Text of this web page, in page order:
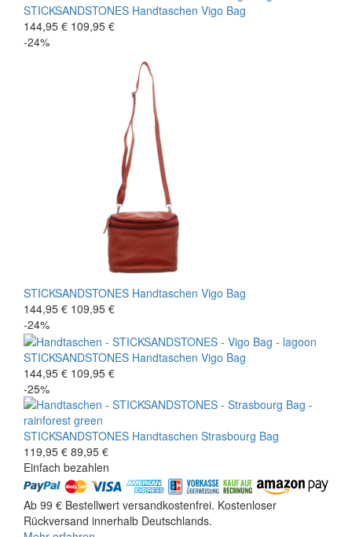
STICKSANDSTONES Handtaschen Vigo Bag
144,95 € 109,95 €
-24%
STICKSANDSTONES Handtaschen Vigo Bag
144,95 € 109,95 €
-24%
STICKSANDSTONES Handtaschen Vigo Bag
144,95 € 109,95 €
-25%
STICKSANDSTONES Handtaschen Strasbourg Bag
119,95 € 89,95 €
Einfach bezahlen
Ab 99 € Bestellwert versandkostenfrei. Kostenloser
Rückversand innerhalb Deutschlands.